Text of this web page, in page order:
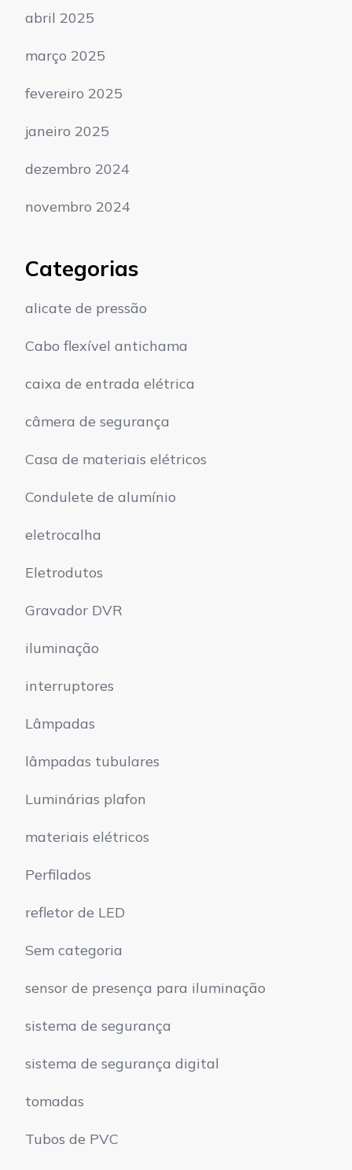
abril 2025
março 2025
fevereiro 2025
janeiro 2025
dezembro 2024
novembro 2024
Categorias
alicate de pressão
Cabo flexível antichama
caixa de entrada elétrica
câmera de segurança
Casa de materiais elétricos
Condulete de alumínio
eletrocalha
Eletrodutos
Gravador DVR
iluminação
interruptores
Lâmpadas
lâmpadas tubulares
Luminárias plafon
materiais elétricos
Perfilados
refletor de LED
Sem categoria
sensor de presença para iluminação
sistema de segurança
sistema de segurança digital
tomadas
Tubos de PVC